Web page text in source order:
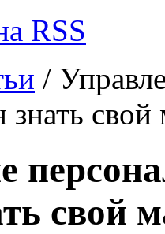
RSS
/
знать свой
свой